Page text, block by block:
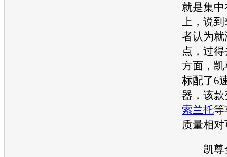
就是集
上，说
者认为
点，过
方面， 凯
标配了6
器，该款
索兰托等
质量相
凯尊